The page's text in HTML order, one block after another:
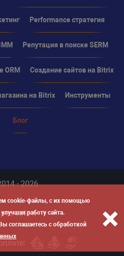
cookie-файлы, с их помощью
работу сайта.
соглашаетесь с обработкой
Performance стратегия
Репутация в поиске SERM
ORM Создание сайтов на Bitrix
на Bitrix Инструменты
Блог
- 2026
сайта